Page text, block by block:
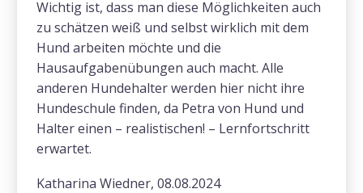
Wichtig ist, dass man diese Möglichkeiten auch
zu schätzen weiß und selbst wirklich mit dem
Hund arbeiten möchte und die
Hausaufgabenübungen auch macht. Alle
anderen Hundehalter werden hier nicht ihre
Hundeschule finden, da Petra von Hund und
Halter einen – realistischen! – Lernfortschritt
erwartet.
Katharina Wiedner, 08.08.2024